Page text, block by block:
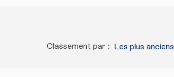
Classement par : Les plus anciens